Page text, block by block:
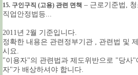
15. 구인구직 (고용) 관련 면책 – 근로기준법,
직업안정법등...
2011년 2월 기준입니다.
정확한 내용은 관련정부기관 , 관련법 및
시요.
"이용자"의 관련법과 제도위반으로 "당사
자"가 배상하셔야 합니다.